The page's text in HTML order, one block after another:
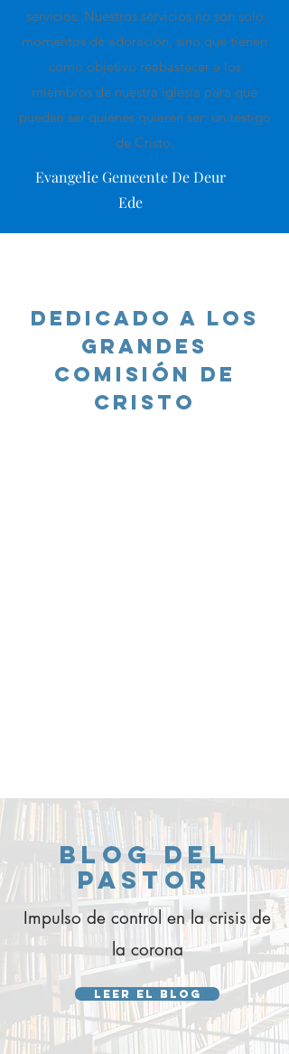
servicios. Nuestros servicios no son solo
momentos de adoración, sino que tienen
como objetivo reabastecer a los
miembros de nuestra iglesia para que
puedan ser quienes quieren ser: un testigo
de Cristo.
Evangelie Gemeente De Deur
Ede
Dedicado a los
Grandes
Comisión de
Cristo
blog del
pastor
Impulso de control en la crisis de
la corona
Leer el blog